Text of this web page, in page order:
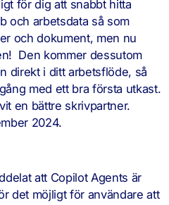
för dig att snabbt hitta
och arbetsdata så som
och dokument, men nu
Den kommer dessutom
direkt i ditt arbetsflöde, så
med ett bra första utkast.
en bättre skrivpartner.
2024.
att Copilot Agents är
det möjligt för användare att